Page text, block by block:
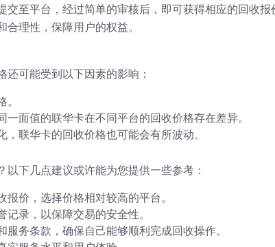
至平台，经过简单的审核后，即可获得相应的回收
理性，保障用户的权益。
可能受到以下因素的影响：
面值的联华卡在不同平台的回收价格存在差异。
联华卡的回收价格也可能会有所波动。
下几点建议或许能为您提供一些参考：
价，选择价格相对较高的平台。
录，以保障交易的安全性。
务条款，确保自己能够顺利完成回收操作。